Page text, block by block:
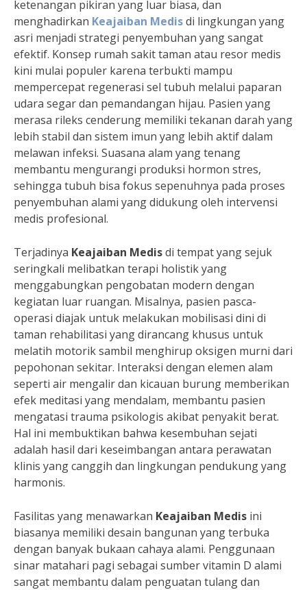
ketenangan pikiran yang luar biasa, dan
menghadirkan Keajaiban Medisdi lingkungan yang
asri menjadi strategi penyembuhan yang sangat
efektif. Konsep rumah sakit taman atau resor medis
kini mulai populer karena terbukti mampu
mempercepat regenerasi sel tubuh melalui paparan
udara segar dan pemandangan hijau. Pasien yang
merasa rileks cenderung memiliki tekanan darah yang
lebih stabil dan sistem imun yang lebih aktif dalam
melawan infeksi. Suasana alam yang tenang
membantu mengurangi produksi hormon stres,
sehingga tubuh bisa fokus sepenuhnya pada proses
penyembuhan alami yang didukung oleh intervensi
medis profesional.
Terjadinya Keajaiban Medisdi tempat yang sejuk
seringkali melibatkan terapi holistik yang
menggabungkan pengobatan modern dengan
kegiatan luar ruangan. Misalnya, pasien pasca-
operasi diajak untuk melakukan mobilisasi dini di
taman rehabilitasi yang dirancang khusus untuk
melatih motorik sambil menghirup oksigen murni dari
pepohonan sekitar. Interaksi dengan elemen alam
seperti air mengalir dan kicauan burung memberikan
efek meditasi yang mendalam, membantu pasien
mengatasi trauma psikologis akibat penyakit berat.
Hal ini membuktikan bahwa kesembuhan sejati
adalah hasil dari keseimbangan antara perawatan
klinis yang canggih dan lingkungan pendukung yang
harmonis.
Fasilitas yang menawarkan Keajaiban Medis ini
biasanya memiliki desain bangunan yang terbuka
dengan banyak bukaan cahaya alami. Penggunaan
sinar matahari pagi sebagai sumber vitamin D alami
sangat membantu dalam penguatan tulang dan